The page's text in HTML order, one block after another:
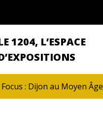
1204, L’ESPACE
Focus : Dijon au Moyen Âge